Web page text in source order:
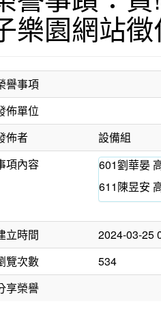
樂園網站
譽事項
佈單位
佈者
設備組
項內容
601劉華晏
611陳昱安
立時間
2024-03-25
覽次數
534
享榮譽